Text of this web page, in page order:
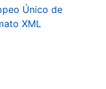
Único de
XML